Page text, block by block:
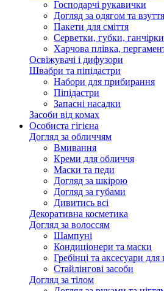
Господарчі рукавички
Догляд за одягом та
Пакети для сміття
Серветки, губки,
Харчова плівка,
Освіжувачі і дифузори
Швабри та піпідастри
Набори для прибирання
Піпідастри
Запасні насадки
Засоби від комах
Особиста гігієна
Догляд за обличчям
Вмивання
Креми для обличчя
Маски та педи
Догляд за шкірою
Догляд за губами
Дивитись всі
Декоративна косметика
Догляд за волоссям
Шампуні
Кондиціонери та маски
Гребінці та аксесуари для
Стайлінгові засоби
Догляд за тілом